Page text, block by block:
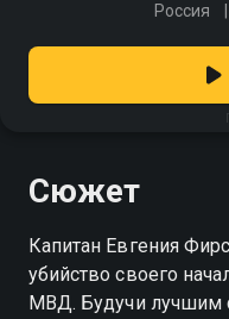
Россия
Сюжет
Капитан Евгения
убийство своего
МВД. Будучи лучшим